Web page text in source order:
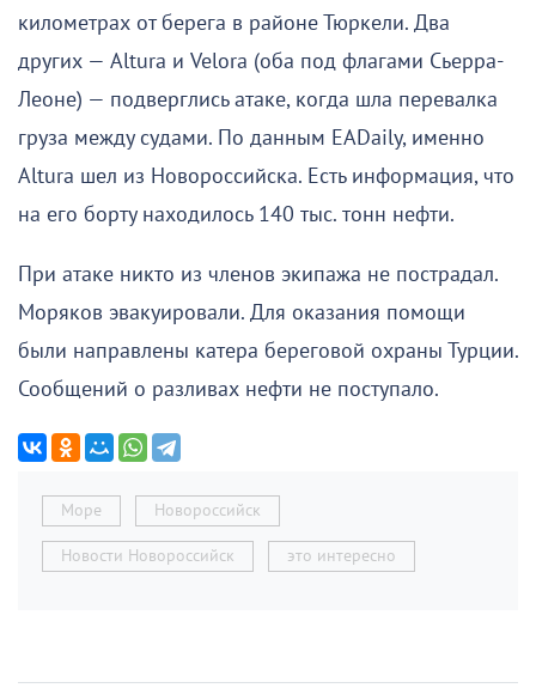
километрах от берега в районе Тюркели. Два
других — Altura и Velora (оба под флагами Сьерра-
Леоне) — подверглись атаке, когда шла перевалка
груза между судами. По данным EADaily, именно
Altura шел из Новороссийска. Есть информация, что
на его борту находилось 140 тыс. тонн нефти.
При атаке никто из членов экипажа не пострадал.
Моряков эвакуировали. Для оказания помощи
были направлены катера береговой охраны Турции.
Сообщений о разливах нефти не поступало.
Море Новороссийск
Новости Новороссийск это интересно